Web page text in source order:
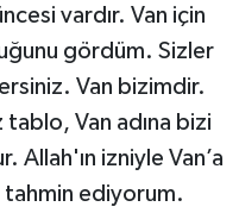
vardır. Van için
gördüm. Sizler
Van bizimdir.
Van adına bizi
Allah'ın izniyle Van’a
tahmin ediyorum.